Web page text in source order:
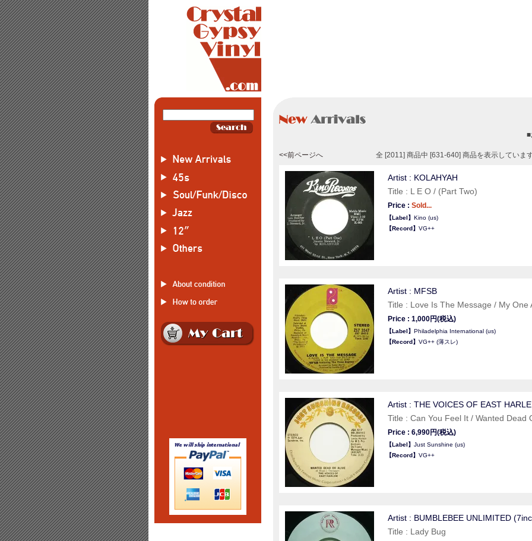
■
<<前ページへ 全 [2011] 商品中 [631-640] 商品を表示していま
Artist : KOLAHYAH
Title : L E O / (Part Two)
Price : Sold...
【Label】 Kino (us)
【Record】 VG++
Artist : MFSB
Title : Love Is The Message / My One
Price : 1,000円(税込)
【Label】 Philadelphia International (us)
【Record】 VG++ (薄スレ)
Artist : THE VOICES OF EAST
Title : Can You Feel It / Wanted Dead
Price : 6,990円(税込)
【Label】 Just Sunshine (us)
【Record】 VG++
Artist : BUMBLEBEE UNLIMITED
Title : Lady Bug